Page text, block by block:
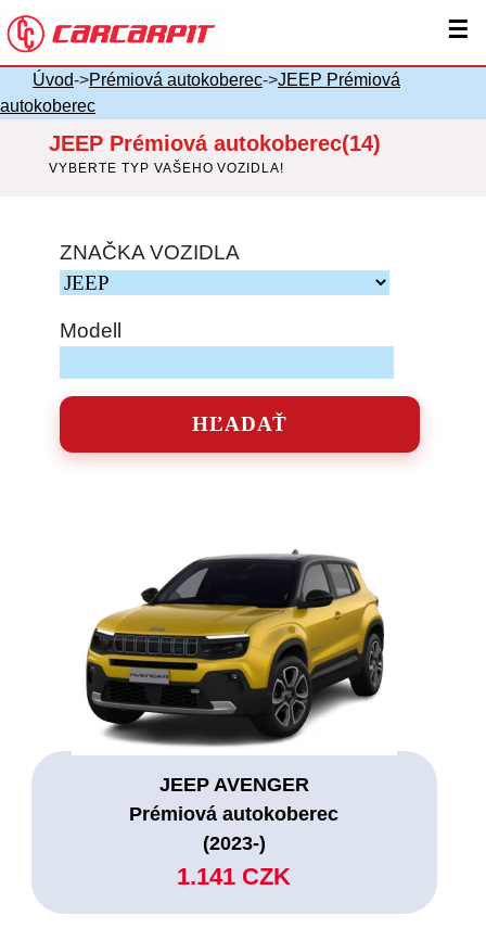
☰
Úvod->Prémiová autokoberec->JEEP Prémiová
autokoberec
JEEP Prémiová autokoberec(14)
VYBERTE TYP VAŠEHO VOZIDLA!
ZNAČKA VOZIDLA
Modell
HĽADAŤ
JEEP AVENGER
Prémiová autokoberec
(2023-)
1.141 CZK